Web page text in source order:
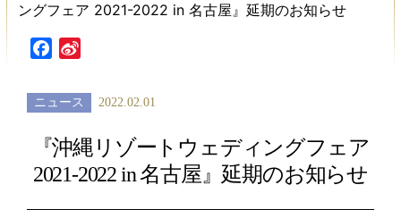
ングフェア 2021-2022 in 名古屋』延期のお知らせ
Facebook
ニュース 2022.02.01
『沖縄リゾートウェディングフェア
2021-2022 in 名古屋』延期のお知らせ